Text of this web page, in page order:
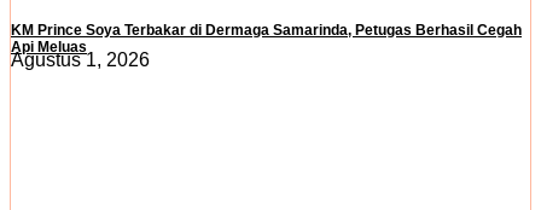
KM Prince Soya Terbakar di Dermaga Samarinda, Petugas Berhasil Cegah
Api Meluas
Agustus 1, 2026